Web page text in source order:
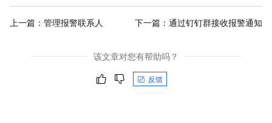
上一篇： 管理报警联系人 下一篇： 通过钉钉群接收报警通知
该文章对您有帮助吗？
反馈